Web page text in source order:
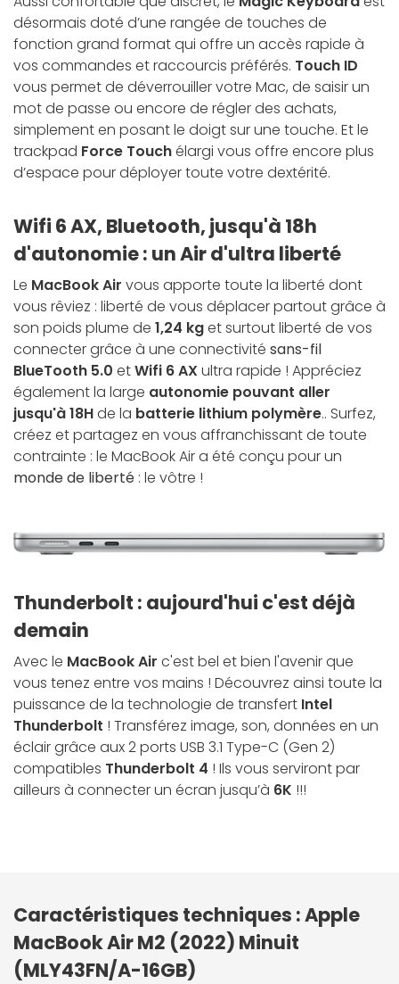
désormais doté d’une rangée de touches de
fonction grand format qui offre un accès rapide à
vos commandes et raccourcis préférés. Touch ID
vous permet de déverrouiller votre Mac, de saisir un
mot de passe ou encore de régler des achats,
simplement en posant le doigt sur une touche. Et le
trackpad Force Touchélargi vous offre encore plus
d’espace pour déployer toute votre dextérité.
Wifi 6 AX, Bluetooth, jusqu'à 18h
d'autonomie : un Air d'ultra liberté
Le MacBook Air vous apporte toute la liberté dont
vous rêviez : liberté de vous déplacer partout grâce à
son poids plume de 1,24 kget surtout liberté de vos
connecter grâce à une connectivité sans-fil
BlueTooth 5.0 etWifi 6 AX ultra rapide ! Appréciez
également la large autonomie pouvant aller
jusqu'à 18Hde la batterie lithium polymère.. Surfez,
créez et partagez en vous affranchissant de toute
contrainte : le MacBook Air a été conçu pour un
monde de liberté : le vôtre !
Thunderbolt : aujourd'hui c'est déjà
demain
Avec le MacBook Air c'est bel et bien l'avenir que
vous tenez entre vos mains ! Découvrez ainsi toute la
puissance de la technologie de transfert Intel
Thunderbolt ! Transférez image, son, données en un
éclair grâce aux 2 ports USB 3.1 Type-C (Gen 2)
compatibles Thunderbolt 4 ! Ils vous serviront par
ailleurs à connecter un écran jusqu’à 6K !!!
Caractéristiques techniques : Apple
MacBook Air M2 (2022) Minuit
(MLY43FN/A-16GB)